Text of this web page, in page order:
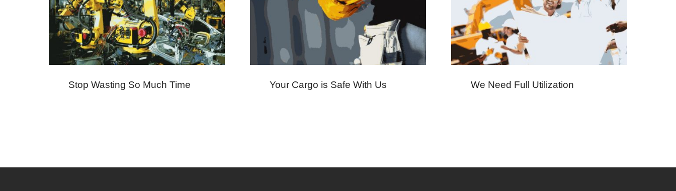
Stop Wasting So Much Time Your Cargo is Safe With Us We Need Full Utilization